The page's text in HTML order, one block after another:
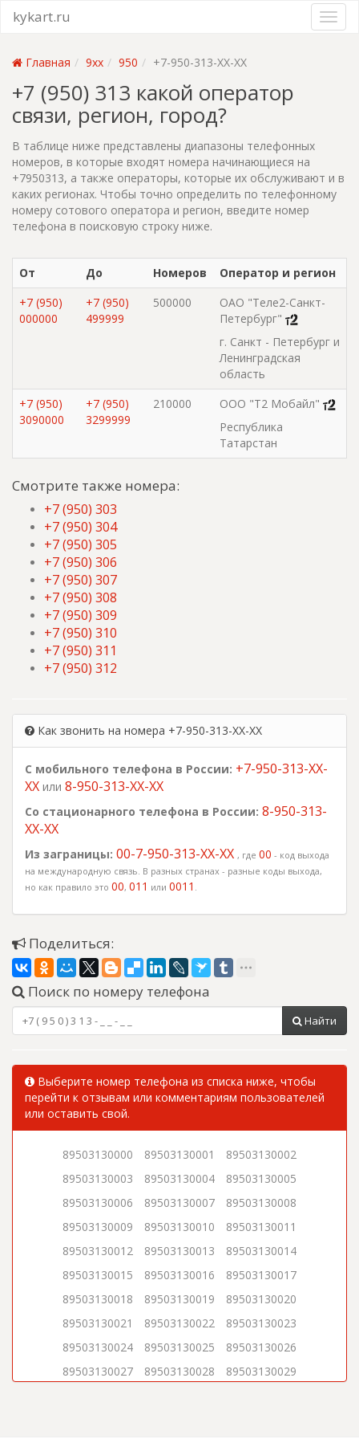
kykart.ru
Главная 9xx 950 +7-950-313-XX-XX
+7 (950) 313 какой оператор
связи, регион, город?
В таблице ниже представлены диапазоны телефонных
номеров, в которые входят номера начинающиеся на
+7950313, а также операторы, которые их обслуживают и в
каких регионах. Чтобы точно определить по телефонному
номеру сотового оператора и регион, введите номер
телефона в поисковую строку ниже.
От До Номеров
Оператор и регион
+7 (950)
000000
+7 (950)
499999
500000
ОАО "Теле2-Санкт-
Петербург"
г. Санкт - Петербург и
Ленинградская
область
+7 (950)
3090000
+7 (950)
3299999
210000
ООО "Т2 Мобайл"
Республика
Татарстан
Смотрите также номера:
+7 (950) 303
+7 (950) 304
+7 (950) 305
+7 (950) 306
+7 (950) 307
+7 (950) 308
+7 (950) 309
+7 (950) 310
+7 (950) 311
+7 (950) 312
Как звонить на номера +7-950-313-XX-XX
С мобильного телефона в России: +7-950-313-XX-
XX или 8-950-313-XX-XX
Со стационарного телефона в России: 8-950-313-
XX-XX
Из заграницы: 00-7-950-313-XX-XX , где 00 - код выхода
на международную связь. В разных странах - разные коды выхода,
но как правило это 00, 011 или 0011 .
Поделиться:
Поиск по номеру телефона
Найти
Выберите номер телефона из списка ниже, чтобы
перейти к отзывам или комментариям пользователей
или оставить свой.
89503130000 89503130001
89503130002
89503130003
89503130004
89503130005
89503130006
89503130007
89503130008
89503130009
89503130010
89503130011
89503130012
89503130013
89503130014
89503130015
89503130016
89503130017
89503130018
89503130019
89503130020
89503130021
89503130022
89503130023
89503130024
89503130025
89503130026
89503130027
89503130028
89503130029